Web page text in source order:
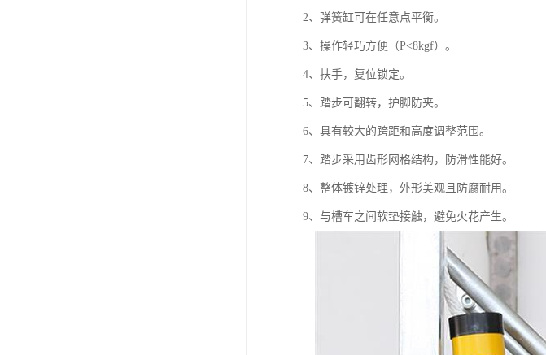
2、弹簧缸可在任意点平衡。
3、操作轻巧方便（P<8kgf）。
4、扶手，复位锁定。
5、踏步可翻转，护脚防夹。
6、具有较大的跨距和高度调整范围。
7、踏步采用齿形网格结构，防滑性能好。
8、整体镀锌处理，外形美观且防腐耐用。
9、与槽车之间软垫接触，避免火花产生。